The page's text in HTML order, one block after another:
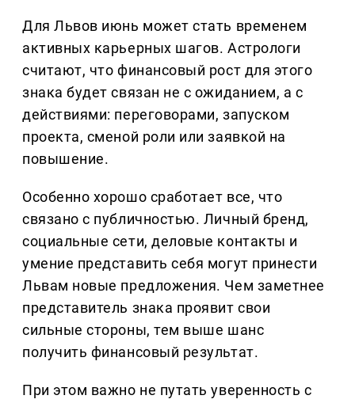
Для Львов июнь может стать временем
активных карьерных шагов. Астрологи
считают, что финансовый рост для этого
знака будет связан не с ожиданием, а с
действиями: переговорами, запуском
проекта, сменой роли или заявкой на
повышение.
Особенно хорошо сработает все, что
связано с публичностью. Личный бренд,
социальные сети, деловые контакты и
умение представить себя могут принести
Львам новые предложения. Чем заметнее
представитель знака проявит свои
сильные стороны, тем выше шанс
получить финансовый результат.
При этом важно не путать уверенность с